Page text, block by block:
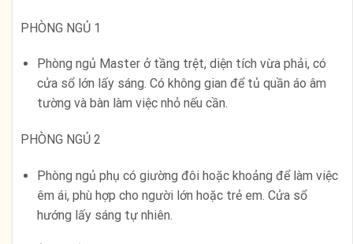
PHÒNG NGỦ 1
Phòng ngủ Master ở tầng trệt, diện tích vừa phải, có
cửa sổ lớn lấy sáng. Có không gian để tủ quần áo âm
tường và bàn làm việc nhỏ nếu cần.
PHÒNG NGỦ 2
Phòng ngủ phụ có giường đôi hoặc khoảng để làm việc
êm ái, phù hợp cho người lớn hoặc trẻ em. Cửa sổ
hướng lấy sáng tự nhiên.